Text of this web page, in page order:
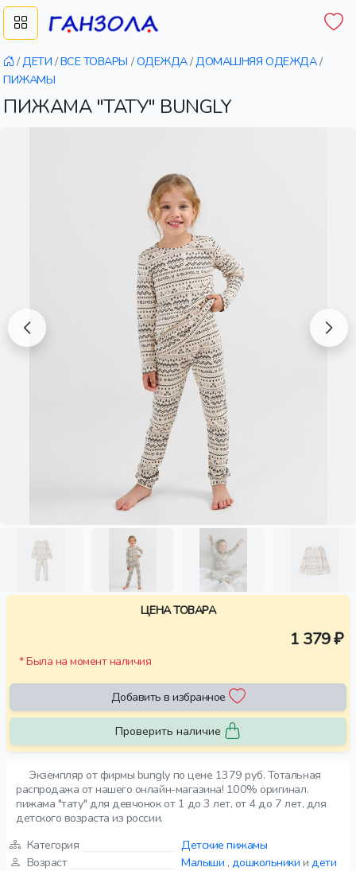
/ДЕТИ /ВСЕ ТОВАРЫ /ОДЕЖДА/ДОМАШНЯЯ ОДЕЖДА/
ПИЖАМЫ
ПИЖАМА "ТАТУ" BUNGLY
Экземпляр от фирмы bungly по цене 1379 руб. Тотальная
распродажа от нашего онлайн-магазина! 100% оригинал.
пижама "тату" для девчонок от 1 до 3 лет, от 4 до 7 лет, для
детского возраста из россии.
Категория
Детские пижамы
Возраст
Малыши , дошкольники и дети
ЦЕНА ТОВАРА
1 379 ₽
* Была на момент наличия
Добавить в избранное
Проверить наличие